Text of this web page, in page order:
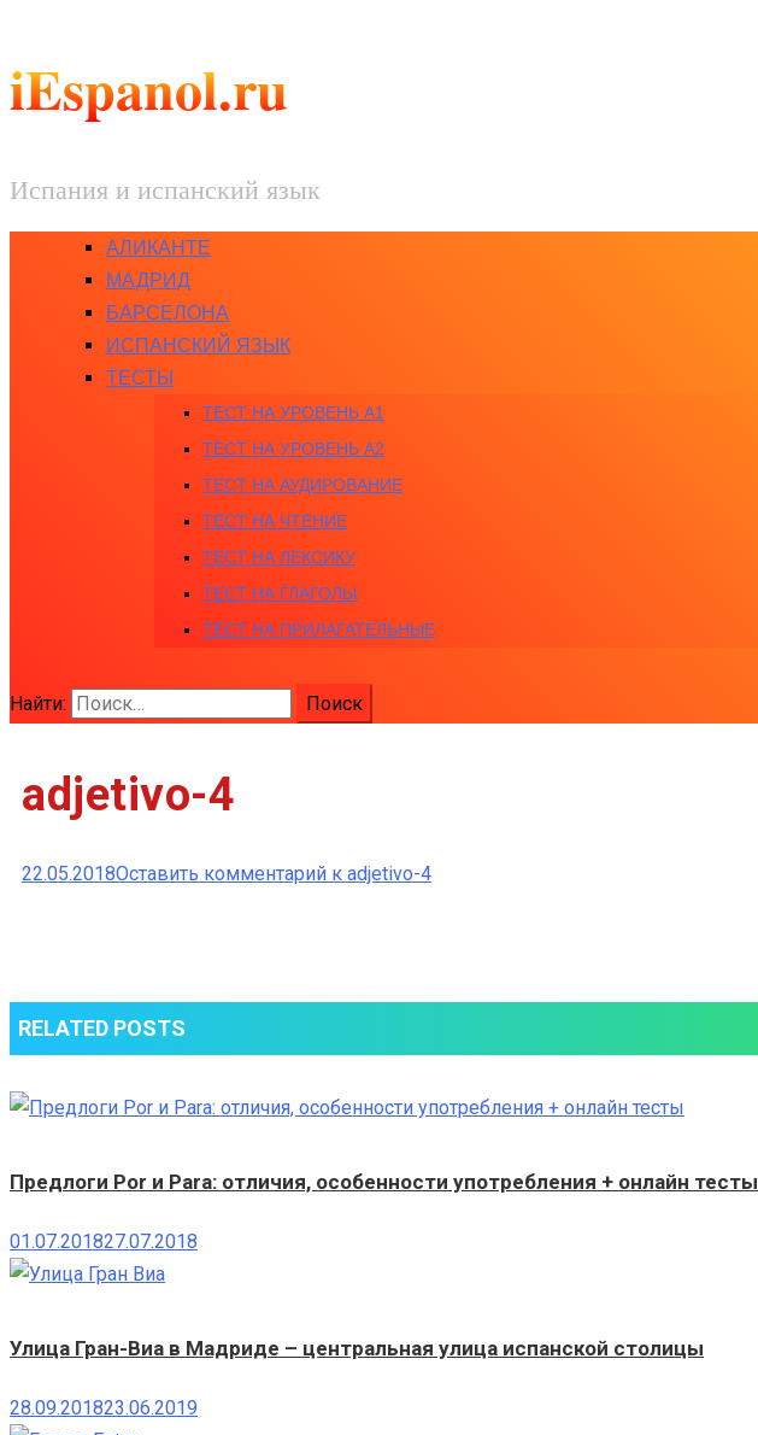
iEspanol.ru
Испания и испанский язык
АЛИКАНТЕ
МАДРИД
БАРСЕЛОНА
ИСПАНСКИЙ ЯЗЫК
ТЕСТЫ
ТЕСТ НА УРОВЕНЬ A1
ТЕСТ НА УРОВЕНЬ A2
ТЕСТ НА АУДИРОВАНИЕ
ТЕСТ НА ЧТЕНИЕ
ТЕСТ НА ЛЕКСИКУ
ТЕСТ НА ГЛАГОЛЫ
ТЕСТ НА ПРИЛАГАТЕЛЬНЫЕ
Найти:
adjetivo-4
22.05.2018Оставить комментарий к adjetivo-4
RELATED POSTS
Предлоги Por и Para: отличия, особенности употребления + онлайн тесты
01.07.201827.07.2018
Улица Гран-Виа в Мадриде – центральная улица испанской столицы
28.09.201823.06.2019